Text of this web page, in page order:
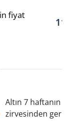
fiyat
Altın 7 haftanın
zirvesinden